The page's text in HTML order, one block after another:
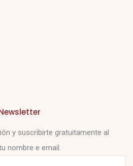
y suscribirte gratuitamente al
nombre e email.